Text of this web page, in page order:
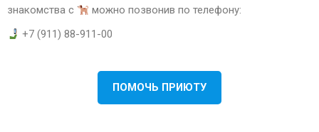
знакомства с
можно позвонив по телефону:
+7 (911) 88-911-00
ПОМОЧЬ ПРИЮТУ